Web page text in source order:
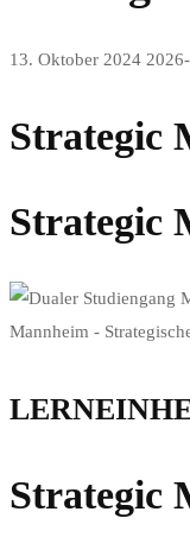
13. Oktober 2024
Strategic
Strategic
Strategic